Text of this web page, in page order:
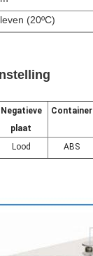
(20ºC)
Negatieve
plaat
Container
Lood ABS